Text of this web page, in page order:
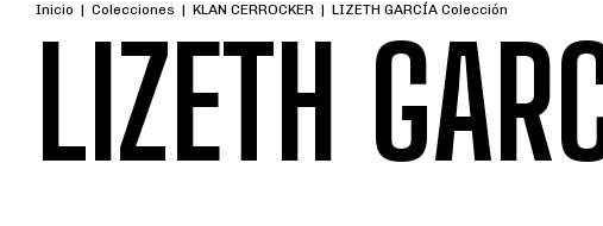
Inicio | Colecciones | KLAN CERROCKER | LIZETH GARCÍA Colección
LIZETH